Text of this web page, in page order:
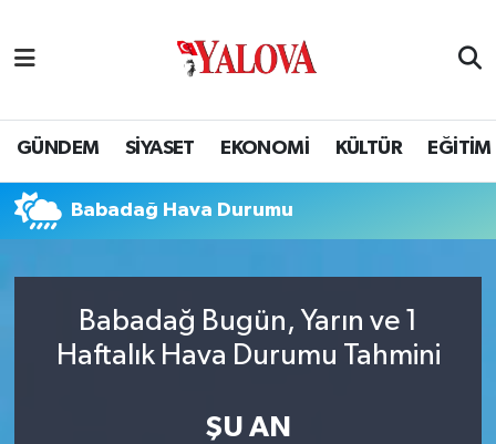
GÜNDEM SİYASET EKONOMİ KÜLTÜR EĞİTİM
Babadağ Hava Durumu
Babadağ Bugün, Yarın ve 1
Haftalık Hava Durumu Tahmini
ŞU AN
SİYASET
EĞİTİM
BİLİM VE TEKNOLOJİ
Yalova Nöbetçi Eczaneler
Yalova Hava Durumu
Puan Durumu ve Fikstür
Tüm Manşetler
Son Dakika Haberleri